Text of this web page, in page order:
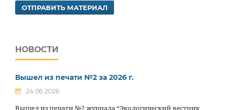
ОТПРАВИТЬ МАТЕРИАЛ
НОВОСТИ
Вышел из печати №2 за 2026 г.
24.06.2026
Вышел из печати №2 журнала “Экологический вестник